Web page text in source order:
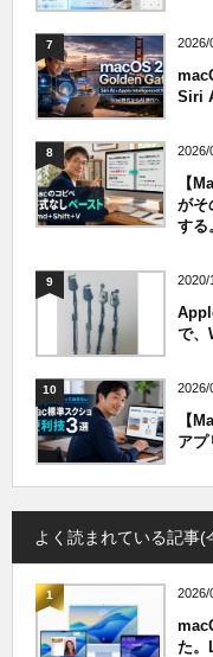
7 2026/
Siri
8 2026/
【
がそ
する
9 2020/
で、
10 2026/
【
アプ
よく読まれている記事(
1 2026/
た。